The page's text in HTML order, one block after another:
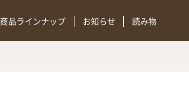
商品ラインナップ お知らせ 読み物